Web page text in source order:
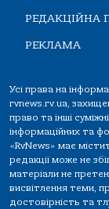
РЕДАКЦІЙНА
РЕКЛАМА
Усі права на
rvnews.rv.ua,
право та інші
інформаційних та
«RvNews» має
редакції може не
матеріали не
висвітлення теми,
достовірність та